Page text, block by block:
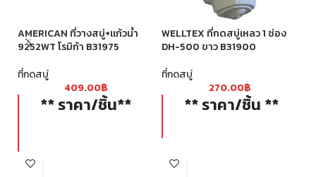
AMERICAN ที่วางสบู่+แก้วน้ำ
9252WT โรมิก้า B31975
ที่กดสบู่
409.00฿
** ราคา/ชิ้น**
WELLTEX ที่กดสบู่เหลว 1 ช่อง
DH-500 ขาว B31900
ที่กดสบู่
270.00฿
** ราคา/ชิ้น **